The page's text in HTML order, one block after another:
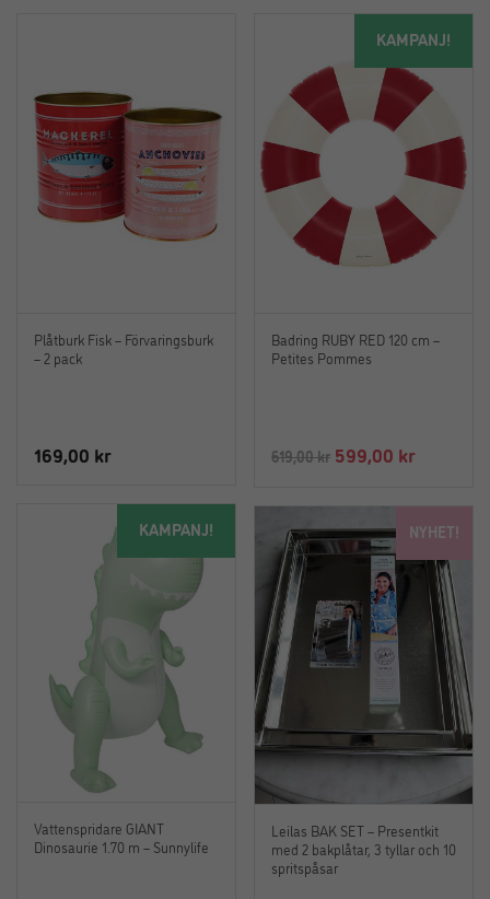
Plåtburk Fisk – Förvaringsburk
– 2 pack
169,00 kr
KAMPANJ!
Badring RUBY RED 120 cm –
Petites Pommes
619,00kr Det
priset
var:
619,00 kr.
599,00 krDet
priset
är:
599,00
KAMPANJ!
Vattenspridare GIANT
Dinosaurie 1.70 m – Sunnylife
NYHET!
Leilas BAK SET – Presentkit
med 2 bakplåtar, 3 tyllar och 10
spritspåsar